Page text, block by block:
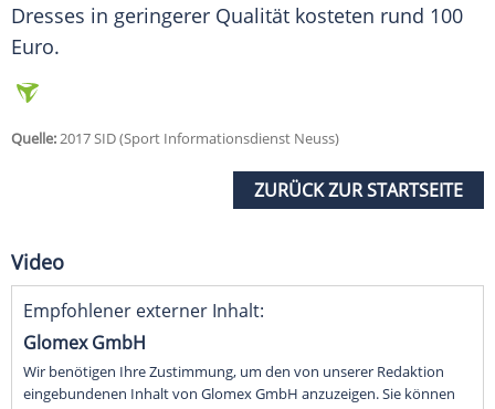
Dresses in geringerer Qualität kosteten rund 100
Euro.
Quelle:2017 SID (Sport Informationsdienst Neuss)
ZURÜCK ZUR STARTSEITE
Video
Empfohlener externer Inhalt:
Glomex GmbH
Wir benötigen Ihre Zustimmung, um den von unserer Redaktion
eingebundenen Inhalt von Glomex GmbH anzuzeigen. Sie können